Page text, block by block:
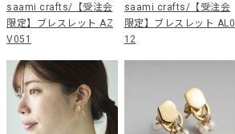
saami crafts/【受注会
限定】ブレスレット AZ
V051
saami crafts/【受注会
限定】ブレスレット AL0
12